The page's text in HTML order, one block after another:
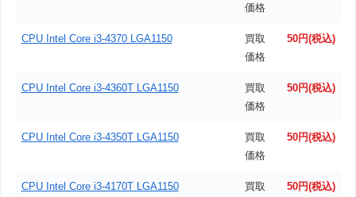
価格
CPU Intel Core i3-4370 LGA1150
買取
価格
50円(税込)
CPU Intel Core i3-4360T LGA1150
買取
価格
50円(税込)
CPU Intel Core i3-4350T LGA1150
買取
価格
50円(税込)
CPU Intel Core i3-4170T LGA1150
買取
50円(税込)